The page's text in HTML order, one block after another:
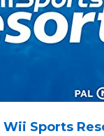
Sports